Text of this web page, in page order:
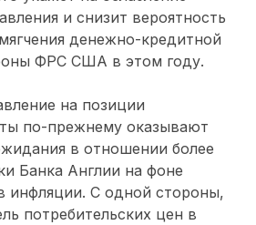
и снизит вероятность
денежно-кредитной
ФРС США в этом году.
на позиции
по-прежнему оказывают
в отношении более
Банка Англии на фоне
инфляции. С одной стороны,
потребительских цен в